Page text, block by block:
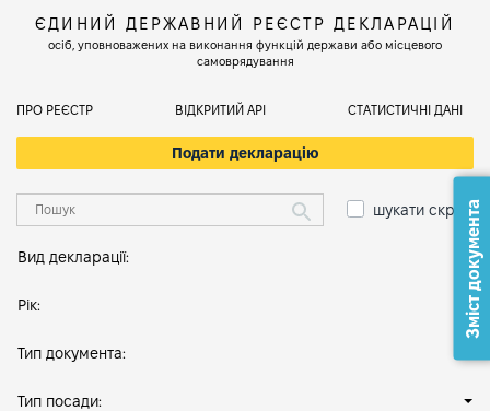
ЄДИНИЙ ДЕРЖАВНИЙ РЕЄСТР ДЕКЛАРАЦІЙ
осіб, уповноважених на виконання функцій держави або місцевого
самоврядування
ПРО РЕЄСТР ВІДКРИТИЙ АРІ СТАТИСТИЧНІ ДАНІ
Подати декларацію
шукати скрізь
Вид декларації:
Рік:
Тип документа:
Тип посади:
Зміст документа